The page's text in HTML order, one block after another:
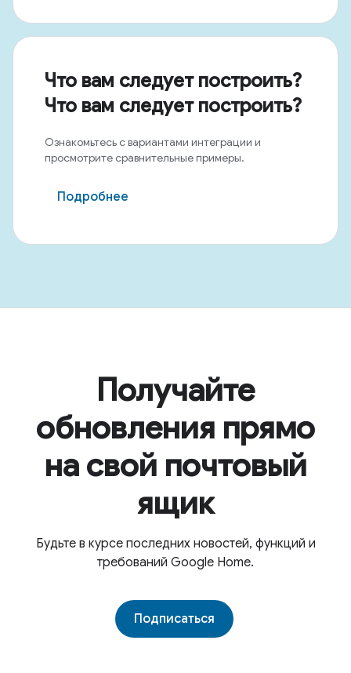
Что вам следует построить?
Что вам следует построить?
Ознакомьтесь с вариантами интеграции и
просмотрите сравнительные примеры.
Подробнее
Получайте
обновления прямо
на свой почтовый
ящик
Будьте в курсе последних новостей, функций и
требований Google Home.
Подписаться